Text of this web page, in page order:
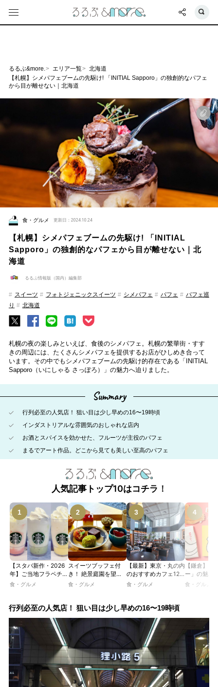
るるぶ&more. エリア一覧
北海道
【札幌】シメパフェブームの先駆け! 「INITIAL Sapporo」の独創的なパフェ
から目が離せない｜北海道
食・グルメ 更新日：2024.10.24
【札幌】シメパフェブームの先駆け! 「INITIAL
Sapporo」の独創的なパフェから目が離せない｜北
海道
るるぶ情報版（国内）編集部
スイーツ フォトジェニックスイーツ シメパフェ パフェ
パフェ巡
り
北海道
札幌の夜の楽しみといえば、食後のシメパフェ。札幌の繁華街・すす
きの周辺には、たくさんシメパフェを提供するお店がひしめき合って
います。その中でもシメパフェブームの先駆け的存在である「INITIAL
Sapporo（いにしゃる さっぽろ）」の魅力へ迫りました。
Summary
行列必至の人気店！ 狙い目は少し早めの16〜19時頃
インダストリアルな雰囲気のおしゃれな店内
お酒とスパイスを効かせた、フルーツが主役のパフェ
まるでアート作品。どこから見ても美しい至高のパフェ
人気記事トップ10はコチラ！
【スタバ新作・2026
年】ご当地フラペチー
ノが新登場！ 地域と
JIMOTO
PROGRAM」が青
森・群馬・沖縄で始
動。6種類を飲んで実
食レポート
食・グルメ
スイーツブッフェ付
き！ 絶景庭園を望む
ホテルレストランで味
ツトレンドVol.105】
食・グルメ
【最新】東京・丸の内
のおすすめカフェ12
選｜ひとりでゆったり
るカフェ、優雅なホテ
食・グルメ
【鎌倉】「
ー」の魅力
説！ 定番商
食・グルメ
行列必至の人気店！ 狙い目は少し早めの16〜19時頃